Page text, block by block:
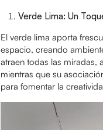
Verde Lima: Un
El verde lima aporta
espacio, creando
atraen todas las miradas,
mientras que su
para fomentar la